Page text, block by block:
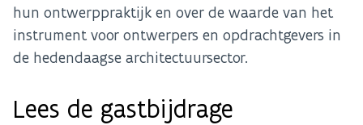
hun ontwerppraktijk en over de waarde van het
instrument voor ontwerpers en opdrachtgevers in
de hedendaagse architectuursector.
Lees de gastbijdrage